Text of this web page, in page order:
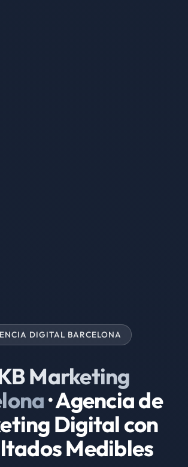
DIGITAL BARCELONA
Marketing
· Agencia de
Digital con
Medibles